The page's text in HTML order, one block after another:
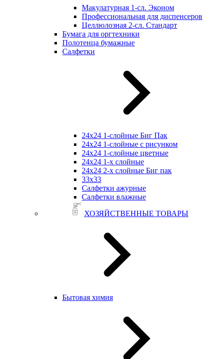
Макулатурная 1-сл. Эконом
Профессиональная для диспенсеров
Целлюлозная 2-сл. Стандарт
Бумага для оргтехники
Полотенца бумажные
Салфетки
24х24 1-слойные Биг Пак
24х24 1-слойные с рисунком
24х24 1-слойные цветные
24х24 1-х слойные
24х24 2-х слойные Биг пак
33х33
Салфетки ажурные
Салфетки влажные
ХОЗЯЙСТВЕННЫЕ ТОВАРЫ
Бытовая химия